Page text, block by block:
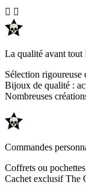
 
La qualité avant tout
Sélection rigoureuse
Bijoux de qualité :
Nombreuses
Commandes
Coffrets ou
Cachet exclusif The